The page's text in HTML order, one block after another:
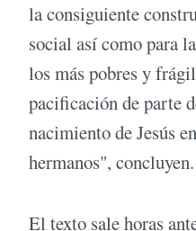
la consiguiente
social así como para
los más pobres y
pacificación de parte
nacimiento de Jesús
hermanos", concluyen.
El texto sale horas